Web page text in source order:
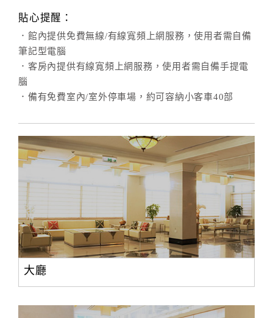
貼心提醒：
．館內提供免費無線/有線寬頻上網服務，使用者需自備
筆記型電腦
．客房內提供有線寬頻上網服務，使用者需自備手提電
腦
．備有免費室內/室外停車場，約可容納小客車40部
大廳